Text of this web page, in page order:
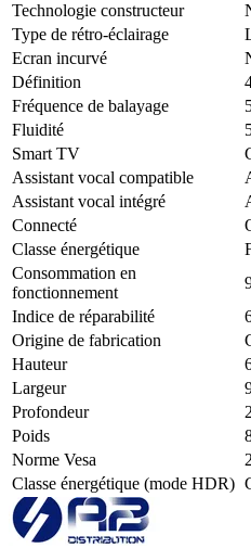
Technologie constructeur
Type de rétro-éclairage
Ecran incurvé
Définition
Fréquence de balayage
Fluidité
Smart TV
Assistant vocal compatible
Assistant vocal intégré
Connecté
Classe énergétique
Consommation en
fonctionnement
Indice de réparabilité
Origine de fabrication
Hauteur
Largeur
Profondeur
Poids
Norme Vesa
Classe énergétique (mode HDR)